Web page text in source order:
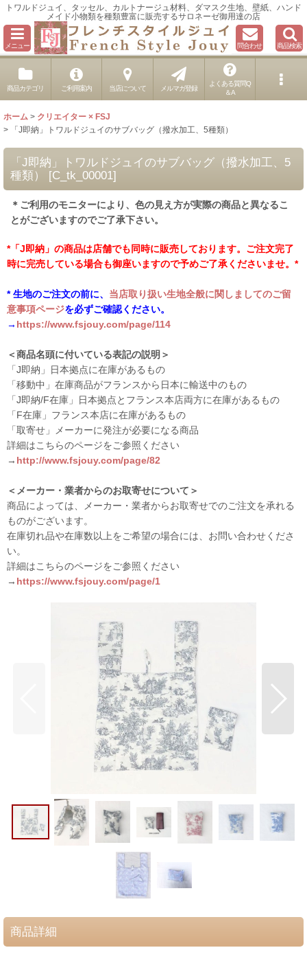
トワルドジュイ、タッセル、カルトナージュ材料、ダマスク生地、壁紙、ハンド
メイド小物類を種類豊富に販売するサロネーゼ御用達の店
メニュー 問合わせ 商品検索
商品カテゴリ ご利用案内 当店について メルマガ登録
よくある質問Q
＆A
ホーム > クリエイター × FSJ
>
「J即納」トワルドジュイのサブバッグ（撥水加工、5種類）
「J即納」トワルドジュイのサブバッグ（撥水加工、5
種類）
[C_tk_00001]
＊ご利用のモニターにより、色の見え方が実際の商品と異なるこ
とがございますのでご了承下さい。
*「J即納」の商品は店舗でも同時に販売しております。ご注文完了
時に完売している場合も御座いますので予めご了承くださいませ。*
* 生地のご注文の前に、 当店取り扱い生地全般に関しましてのご留
意事項ページを必ずご確認ください。
→ https://www.fsjouy.com/page/114
＜商品名頭に付いている表記の説明＞
「J即納」日本拠点に在庫があるもの
「移動中」在庫商品がフランスから日本に輸送中のもの
「J即納/F在庫」日本拠点とフランス本店両方に在庫があるもの
「F在庫」フランス本店に在庫があるもの
「取寄せ」メーカーに発注が必要になる商品
詳細はこちらのページをご参照ください
→ http://www.fsjouy.com/page/82
＜メーカー・業者からのお取寄せについて＞
商品によっては、メーカー・業者からお取寄せでのご注文を承れる
ものがございます。
在庫切れ品や在庫数以上をご希望の場合には、お問い合わせくださ
い。
詳細はこちらのページをご参照ください
→ https://www.fsjouy.com/page/1
商品詳細